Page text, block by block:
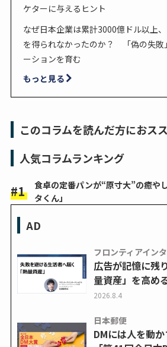
ケターに与えるヒント
なぜ日本企業は累計3000億ドル以上
を得られなかったのか？ 「偽の失敗
ーションを育む
もっと見る
このコラムを読んだ方におス
人気コラムランキング
食卓の定番パンが“原寸大”の癒や
タくん」
AD
フロンティアイン
広告が記憶に残
量資産」を高
2026.8.4
日本郵便
DMには人を動